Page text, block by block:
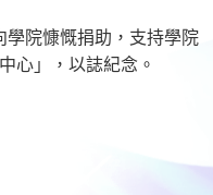
院慷慨捐助，支持學院
心」，以誌紀念。